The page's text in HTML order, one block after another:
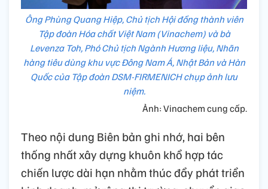
Ông Phùng Quang Hiệp, Chủ tịch Hội đồng thành viên
Tập đoàn Hóa chất Việt Nam (Vinachem) và bà
Levenza Toh, Phó Chủ tịch Ngành Hương liệu, Nhãn
hàng tiêu dùng khu vực Đông Nam Á, Nhật Bản và Hàn
Quốc của Tập đoàn DSM-FIRMENICH chụp ảnh lưu
niệm.
Ảnh: Vinachem cung cấp.
Theo nội dung Biên bản ghi nhớ, hai bên
thống nhất xây dựng khuôn khổ hợp tác
chiến lược dài hạn nhằm thúc đẩy phát triển